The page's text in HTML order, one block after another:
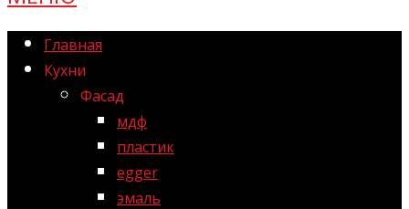
Главная
Кухни
Фасад
мдф
пластик
egger
эмаль